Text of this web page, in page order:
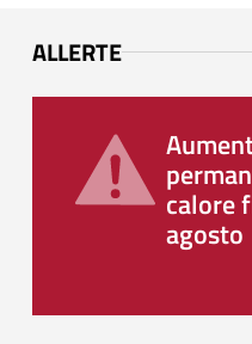
ALLERTE
calore
agosto